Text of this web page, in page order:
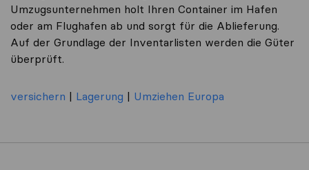
Umzugsunternehmen holt Ihren Container im Hafen
oder am Flughafen ab und sorgt für die Ablieferung.
Auf der Grundlage der Inventarlisten werden die Güter
überprüft.
versichern | Lagerung | Umziehen Europa